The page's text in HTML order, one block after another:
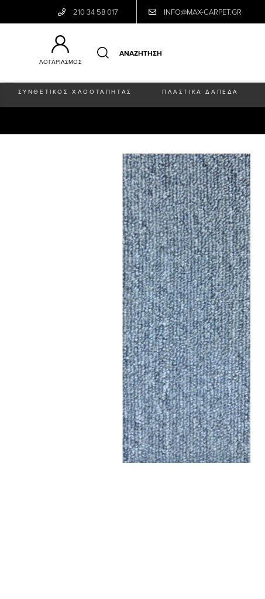
210 34 58 017 INFO@MAX-CARPET.GR
ΛΟΓΑΡΙΑΣΜΟΣ
ΣΥΝΘΕΤΙΚΟΣ ΧΛΟΟΤΑΠΗΤΑΣ ΠΛΑΣΤΙΚΑ ΔΑΠΕΔΑ